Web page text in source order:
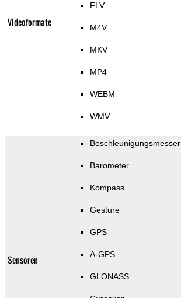
Videoformate
FLV
M4V
MKV
MP4
WEBM
WMV
Sensoren
Beschleunigungsmesser
Barometer
Kompass
Gesture
GPS
A-GPS
GLONASS